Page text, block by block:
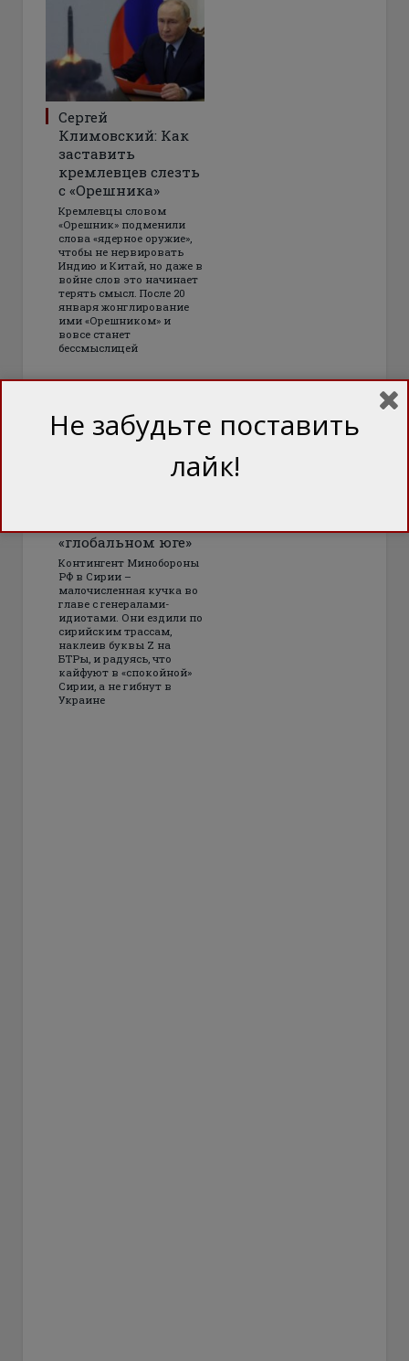
Сергей
Климовский: Как
заставить
кремлевцев слезть
с «Орешника»
Кремлевцы словом
«Орешник» подменили
слова «ядерное оружие»,
чтобы не нервировать
Индию и Китай, но даже в
войне слов это начинает
терять смысл. После 20
января жонглирование
ими «Орешником» и
вовсе станет
бессмыслицей
«глобальном юге»
Контингент Минобороны
РФ в Сирии –
малочисленная кучка во
главе с генералами-
идиотами. Они ездили по
сирийским трассам,
наклеив буквы Z на
БТРы, и радуясь, что
кайфуют в «спокойной»
Сирии, а не гибнут в
Украине
Не забудьте поставить
лайк!